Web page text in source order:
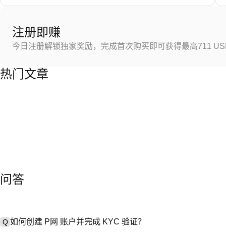
注册即赚
今日注册解锁独家奖励，完成首次购买即可获得最高711
热门文章
问答
Q 如何创建 P网 账户并完成 KYC 验证？